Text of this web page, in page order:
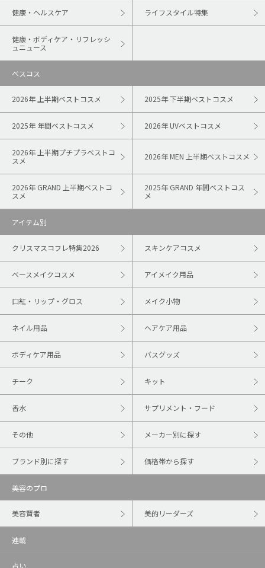
健康・ヘルスケア ライフスタイル特集
健康・ボディケア・リフレッシ
ュニュース
ベスコス
2026年 上半期ベストコスメ 2025年 下半期ベストコスメ
2025年 年間ベストコスメ 2026年 UVベストコスメ
2026年 上半期プチプラベストコ
スメ
2026年 MEN 上半期ベストコスメ
2026年 GRAND 上半期ベストコ
スメ
2025年 GRAND 年間ベストコス
メ
アイテム別
クリスマスコフレ特集2026 スキンケアコスメ
ベースメイクコスメ アイメイク用品
口紅・リップ・グロス メイク小物
ネイル用品 ヘアケア用品
ボディケア用品 バスグッズ
チーク キット
香水 サプリメント・フード
その他 メーカー別に探す
ブランド別に探す 価格帯から探す
美容のプロ
美容賢者 美的リーダーズ
連載
占い